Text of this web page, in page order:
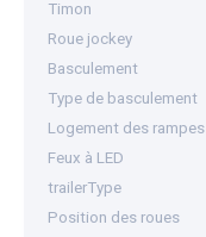
Timon
Roue jockey
Basculement
Type de basculement
Logement des rampes
Feux à LED
trailerType
Position des roues